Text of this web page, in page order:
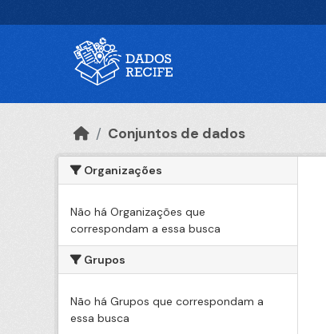
Conjuntos de dados
Organizações
Não há Organizações que
correspondam a essa busca
Grupos
Não há Grupos que correspondam a
essa busca